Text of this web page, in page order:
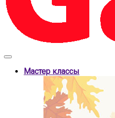
Мастер классы